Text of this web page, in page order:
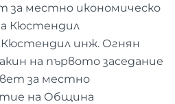
местно икономическо
Кюстендил
инж. Огнян
на първото заседание
за местно
на Община